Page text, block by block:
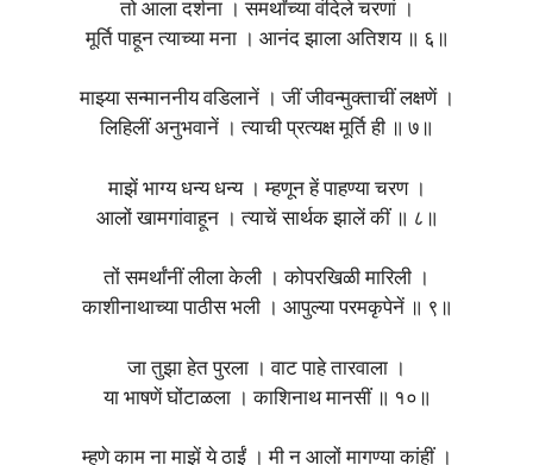
तो आला दर्शना । समर्थांच्या वंदिले चरणां ।
मूर्ति पाहून त्याच्या मना । आनंद झाला अतिशय ॥ ६॥
माझ्या सन्माननीय वडिलानें । जीं जीवन्मुक्‍ताचीं लक्षणें ।
लिहिलीं अनुभवानें । त्याची प्रत्यक्ष मूर्ति ही ॥ ७॥
माझें भाग्य धन्य धन्य । म्हणून हें पाहण्या चरण ।
आलों खामगांवाहून । त्याचें सार्थक झालें कीं ॥ ८॥
तों समर्थांनीं लीला केली । कोपरखिळी मारिली ।
काशीनाथाच्या पाठीस भली । आपुल्या परमकृपेनें ॥ ९॥
जा तुझा हेत पुरला । वाट पाहे तारवाला ।
या भाषणें घोंटाळला । काशिनाथ मानसीं ॥ १०॥
म्हणे काम ना माझें ये ठाईं । मी न आलों मागण्या कांहीं ।